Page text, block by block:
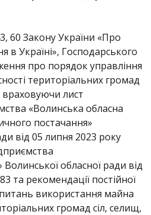
60 Закону України «Про
в Україні», Господарського
про порядок управління
територіальних громад
враховуючи лист
«Волинська обласна
постачання»
від 05 липня 2023 року
обласної ради від
та рекомендації постійної
питань використання майна
громад сіл, селищ,